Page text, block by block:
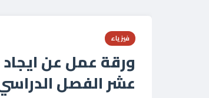
فيزياء
ورقة عمل عن
عشر الفصل